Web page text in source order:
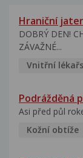
Hraniční
DOBRÝ DEN!
ZÁVAŽNÉ...
Vnitřní
Podrážděná
Asi před půl
Kožní obtíže